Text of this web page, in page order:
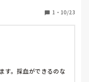
1 ・ 10/23
す。採血ができるのな